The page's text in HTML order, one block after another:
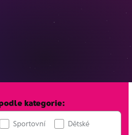
kategorie:
Sportovní
Dětské